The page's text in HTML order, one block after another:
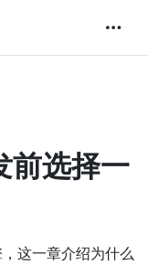
前选择一
这一章介绍为什么